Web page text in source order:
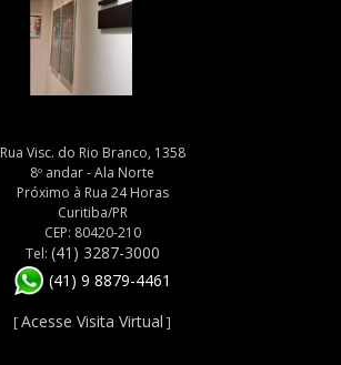
Rua Visc. do Rio Branco, 1358
8º andar - Ala Norte
Próximo à Rua 24 Horas
Curitiba/PR
CEP: 80420-210
Tel: (41) 3287-3000
(41) 9 8879-4461
[Acesse Visita Virtual ]